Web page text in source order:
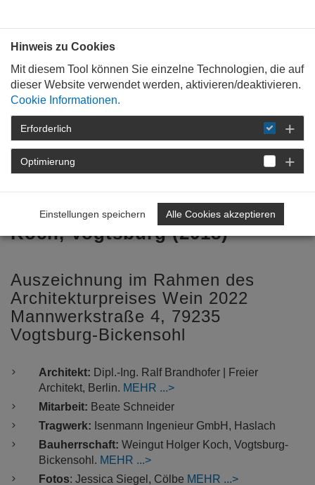
STARTSEITE
WEIN &
ARCHITEKTUR
2022
WEINLAGER IN
VOGTSBURG
Weinlager am Weingut Holger
Koch, Vogtsburg (2018)
Auszeichnung im Rahmen des
Architekturpreises Wein 2022
Mannwerkstraße 4, 79235
Vogtsburg-Bickensohl
Architekt: Dipl.-Ing. Ralf Brandhofer | Freier
Architekt, Berlin. MEHR
Mitarbeit: Beate Schneider
Tragwerk: Isenmann Ingenieur GmbH, Haslach
Bauherrschaft: Weingut Holger Koch, Vogtsburg-
Bickensohl. MEHR
Fotos: Jessica Siegel, Cölbe MEHR
Hinweis zu Cookies
Mit diesem Tool können Sie einzelne Technologien, die auf
dieser Website verwendet werden, aktivieren/deaktivieren.
Cookie Informationen.
Erforderlich
Optimierung
Einstellungen speichern Alle Cookies akzeptieren